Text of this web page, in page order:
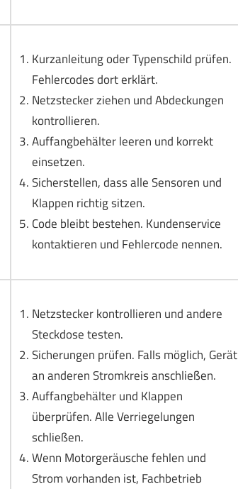
Kurzanleitung oder Typenschild prüfen.
Fehlercodes dort erklärt.
Netzstecker ziehen und Abdeckungen
kontrollieren.
Auffangbehälter leeren und korrekt
einsetzen.
Sicherstellen, dass alle Sensoren und
Klappen richtig sitzen.
Code bleibt bestehen. Kundenservice
kontaktieren und Fehlercode nennen.
Netzstecker kontrollieren und andere
Steckdose testen.
Sicherungen prüfen. Falls möglich, Gerät
an anderen Stromkreis anschließen.
Auffangbehälter und Klappen
überprüfen. Alle Verriegelungen
schließen.
Wenn Motorgeräusche fehlen und
Strom vorhanden ist, Fachbetrieb